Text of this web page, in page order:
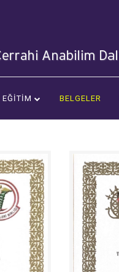
EĞİTİM BELGELER